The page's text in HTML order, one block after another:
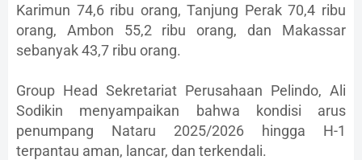
Karimun 74,6 ribu orang, Tanjung Perak 70,4 ribu
orang, Ambon 55,2 ribu orang, dan Makassar
sebanyak 43,7 ribu orang.
Group Head Sekretariat Perusahaan Pelindo, Ali
Sodikin menyampaikan bahwa kondisi arus
penumpang Nataru 2025/2026 hingga H-1
terpantau aman, lancar, dan terkendali.